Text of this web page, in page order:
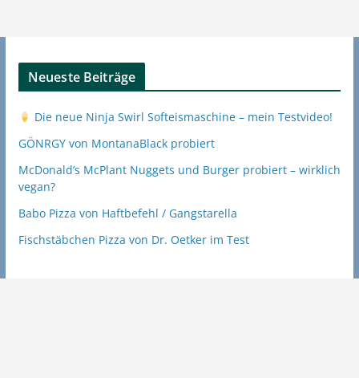
Neueste Beiträge
Die neue Ninja Swirl Softeismaschine – mein Testvideo!
GÖNRGY von MontanaBlack probiert
McDonald’s McPlant Nuggets und Burger probiert – wirklich
vegan?
Babo Pizza von Haftbefehl / Gangstarella
Fischstäbchen Pizza von Dr. Oetker im Test